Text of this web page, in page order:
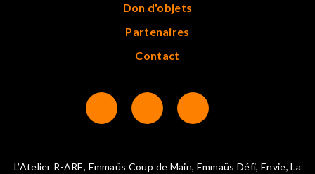
Don d'objets
Partenaires
Contact
L’Atelier R-ARE, Emmaüs Coup de Main, Emmaüs Défi, Envie, La